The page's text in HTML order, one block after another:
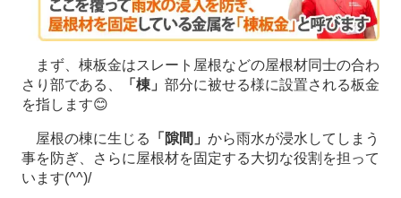
まず、棟板金はスレート屋根などの屋根材同士の合わ
さり部である、
「棟」 部分に被せる様に設置される板金
を指します😊
屋根の棟に生じる 「隙間」 から雨水が浸水してしまう
事を防ぎ、さらに屋根材を固定する大切な役割を担って
います(^^)/